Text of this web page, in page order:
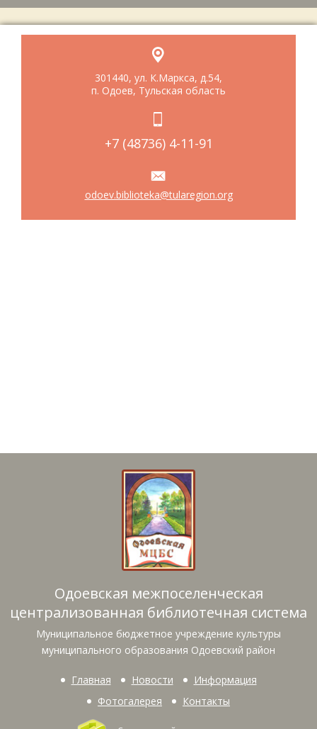
301440, ул. К.Маркса, д.54,
п. Одоев, Тульская область
+7 (48736) 4-11-91
odoev.biblioteka@tularegion.org
Одоевская межпоселенческая
централизованная библиотечная система
Муниципальное бюджетное учреждение культуры
муниципального образования Одоевский район
Главная Новости
Информация
Фотогалерея
Контакты